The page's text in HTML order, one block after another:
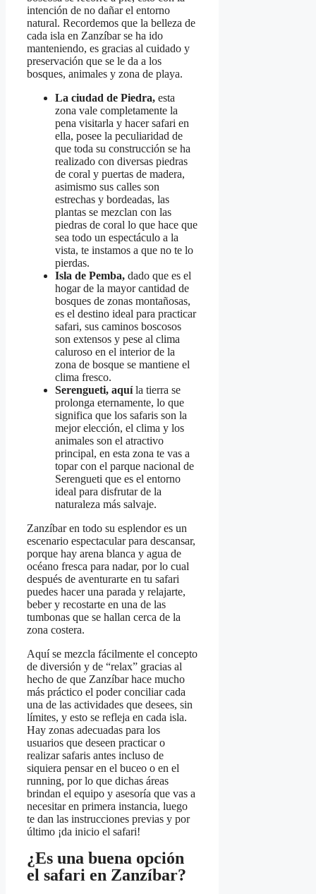
intención de no dañar el entorno
natural. Recordemos que la belleza de
cada isla en Zanzíbar se ha ido
manteniendo, es gracias al cuidado y
preservación que se le da a los
bosques, animales y zona de playa.
La ciudad de Piedra, esta
zona vale completamente la
pena visitarla y hacer safari en
ella, posee la peculiaridad de
que toda su construcción se ha
realizado con diversas piedras
de coral y puertas de madera,
asimismo sus calles son
estrechas y bordeadas, las
plantas se mezclan con las
piedras de coral lo que hace que
sea todo un espectáculo a la
vista, te instamos a que no te lo
pierdas.
Isla de Pemba, dado que es el
hogar de la mayor cantidad de
bosques de zonas montañosas,
es el destino ideal para practicar
safari, sus caminos boscosos
son extensos y pese al clima
caluroso en el interior de la
zona de bosque se mantiene el
clima fresco.
Serengueti, aquíla tierra se
prolonga eternamente, lo que
significa que los safaris son la
mejor elección, el clima y los
animales son el atractivo
principal, en esta zona te vas a
topar con el parque nacional de
Serengueti que es el entorno
ideal para disfrutar de la
naturaleza más salvaje.
Zanzíbar en todo su esplendor es un
escenario espectacular para descansar,
porque hay arena blanca y agua de
océano fresca para nadar, por lo cual
después de aventurarte en tu safari
puedes hacer una parada y relajarte,
beber y recostarte en una de las
tumbonas que se hallan cerca de la
zona costera.
Aquí se mezcla fácilmente el concepto
de diversión y de “relax” gracias al
hecho de que Zanzíbar hace mucho
más práctico el poder conciliar cada
una de las actividades que desees, sin
límites, y esto se refleja en cada isla.
Hay zonas adecuadas para los
usuarios que deseen practicar o
realizar safaris antes incluso de
siquiera pensar en el buceo o en el
running, por lo que dichas áreas
brindan el equipo y asesoría que vas a
necesitar en primera instancia, luego
te dan las instrucciones previas y por
último ¡da inicio el safari!
¿Es una buena opción
el safari en Zanzíbar?